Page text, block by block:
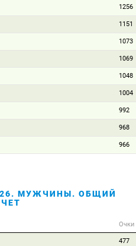
1256
1151
1073
1069
1048
1004
992
968
966
26. МУЖЧИНЫ. ОБЩИЙ
Очки
477